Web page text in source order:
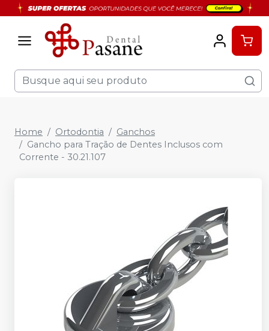
Home Ortodontia
Ganchos
Gancho para Tração de Dentes Inclusos com
Corrente - 30.21.107